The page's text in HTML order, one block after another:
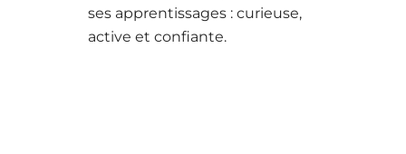
ses apprentissages : curieuse,
active et confiante.